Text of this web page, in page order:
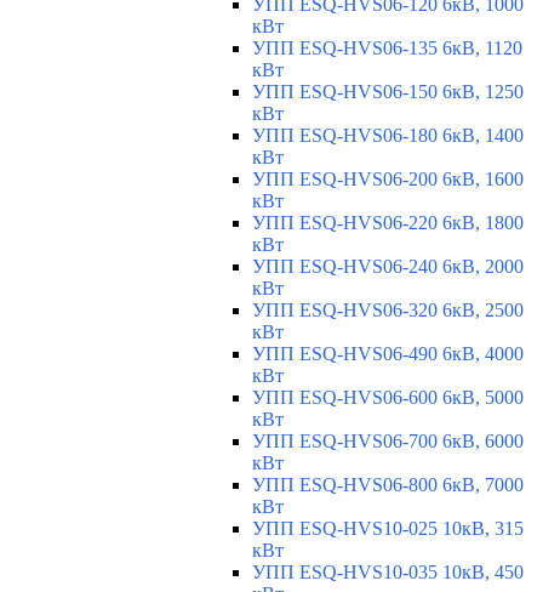
УПП ESQ-HVS06-120 6кВ, 1000
кВт
УПП ESQ-HVS06-135 6кВ, 1120
кВт
УПП ESQ-HVS06-150 6кВ, 1250
кВт
УПП ESQ-HVS06-180 6кВ, 1400
кВт
УПП ESQ-HVS06-200 6кВ, 1600
кВт
УПП ESQ-HVS06-220 6кВ, 1800
кВт
УПП ESQ-HVS06-240 6кВ, 2000
кВт
УПП ESQ-HVS06-320 6кВ, 2500
кВт
УПП ESQ-HVS06-490 6кВ, 4000
кВт
УПП ESQ-HVS06-600 6кВ, 5000
кВт
УПП ESQ-HVS06-700 6кВ, 6000
кВт
УПП ESQ-HVS06-800 6кВ, 7000
кВт
УПП ESQ-HVS10-025 10кВ, 315
кВт
УПП ESQ-HVS10-035 10кВ, 450